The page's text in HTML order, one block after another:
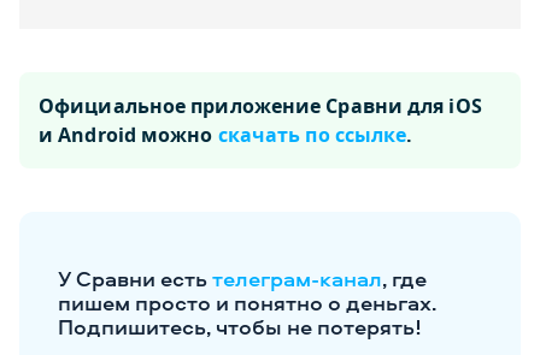
Официальное приложение Сравни для iOS
и Android можно скачать по ссылке.
У Сравни естьтелеграм-канал, где
пишем просто и понятно о деньгах.
Подпишитесь, чтобы не потерять!